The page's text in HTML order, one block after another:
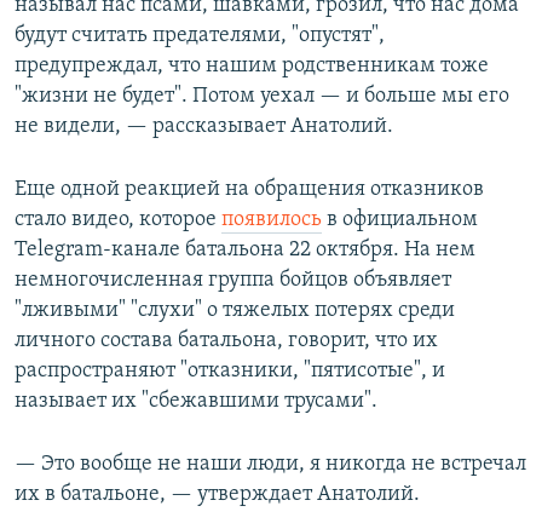
называл нас псами, шавками, грозил, что нас дома
будут считать предателями, "опустят",
предупреждал, что нашим родственникам тоже
"жизни не будет". Потом уехал — и больше мы его
не видели, — рассказывает Анатолий.
Еще одной реакцией на обращения отказников
стало видео, которое появилось в официальном
Telegram-канале батальона 22 октября. На нем
немногочисленная группа бойцов объявляет
"лживыми" "слухи" о тяжелых потерях среди
личного состава батальона, говорит, что их
распространяют "отказники, "пятисотые", и
называет их "сбежавшими трусами".
— Это вообще не наши люди, я никогда не встречал
их в батальоне, — утверждает Анатолий.